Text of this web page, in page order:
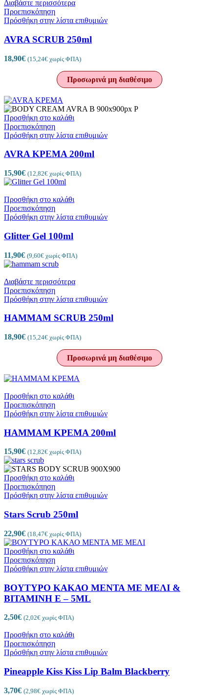
Διαβάστε περισσότερα
Προεπισκόπηση
Πρόσθήκη στην λίστα επιθυμιών
AVRA SCRUB 250ml
18,90€ (15,24€ χωρίς ΦΠΑ)
Προσωρινά μη διαθέσιμο
Προσθήκη στο καλάθι
Προεπισκόπηση
Πρόσθήκη στην λίστα επιθυμιών
AVRA ΚΡΕΜΑ 200ml
15,90€ (12,82€ χωρίς ΦΠΑ)
Προσθήκη στο καλάθι
Προεπισκόπηση
Πρόσθήκη στην λίστα επιθυμιών
Glitter Gel 100ml
11,90€ (9,60€ χωρίς ΦΠΑ)
Διαβάστε περισσότερα
Προεπισκόπηση
Πρόσθήκη στην λίστα επιθυμιών
HAMMAM SCRUB 250ml
18,90€ (15,24€ χωρίς ΦΠΑ)
Προσωρινά μη διαθέσιμο
Προσθήκη στο καλάθι
Προεπισκόπηση
Πρόσθήκη στην λίστα επιθυμιών
HAMMAM ΚΡΕΜΑ 200ml
15,90€ (12,82€ χωρίς ΦΠΑ)
Προσθήκη στο καλάθι
Προεπισκόπηση
Πρόσθήκη στην λίστα επιθυμιών
Stars Scrub 250ml
22,90€ (18,47€ χωρίς ΦΠΑ)
Προσθήκη στο καλάθι
Προεπισκόπηση
Πρόσθήκη στην λίστα επιθυμιών
ΒΟΥΤΥΡΟ ΚΑΚΑΟ ΜΕΝΤΑ ΜΕ ΜΕΛΙ &
ΒΙΤΑΜΙΝΗ Ε – 5ML
2,50€ (2,02€ χωρίς ΦΠΑ)
Προσθήκη στο καλάθι
Προεπισκόπηση
Πρόσθήκη στην λίστα επιθυμιών
Pineapple Kiss Kiss Lip Balm Blackberry
3,70€ (2,98€ χωρίς ΦΠΑ)